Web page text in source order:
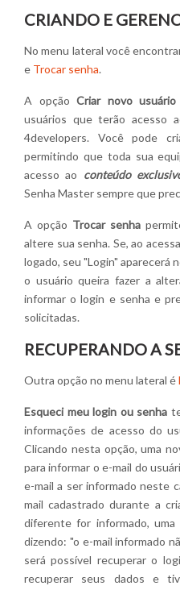
CRIANDO E
No menu lateral você
e Trocar senha.
A opçãoCriar novo usuário
usuários que terão acesso
4developers. Você pode
permitindo que toda sua
acesso ao conteúdo
Senha Master sempre que
A opção Trocar senha
altere sua senha. Se, ao
logado, seu "Login" aparecerá
o usuário queira fazer a
informar o login e senha e
solicitadas.
RECUPERANDO A
Outra opção no menu lateral é
Esqueci meu login ou senha
informações de acesso do
Clicando nesta opção, uma
para informar o e-mail do
e-mail a ser informado neste
mail cadastrado durante a
diferente for informado, uma
dizendo: "o e-mail informado
será possível recuperar o
recuperar seus dados e